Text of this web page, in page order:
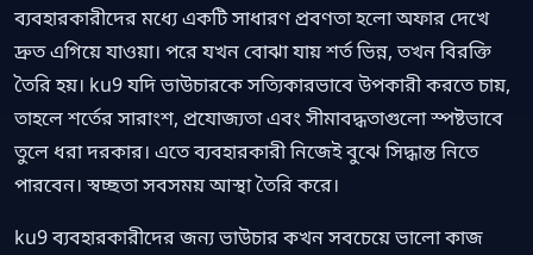
ব্যবহারকারীদের মধ্যে একটি সাধারণ প্রবণতা হলো অফার দেখে
দ্রুত এগিয়ে যাওয়া। পরে যখন বোঝা যায় শর্ত ভিন্ন, তখন বিরক্তি
তৈরি হয়। ku9 যদি ভাউচারকে সত্যিকারভাবে উপকারী করতে চায়,
তাহলে শর্তের সারাংশ, প্রযোজ্যতা এবং সীমাবদ্ধতাগুলো স্পষ্টভাবে
তুলে ধরা দরকার। এতে ব্যবহারকারী নিজেই বুঝে সিদ্ধান্ত নিতে
পারবেন। স্বচ্ছতা সবসময় আস্থা তৈরি করে।
ku9 ব্যবহারকারীদের জন্য ভাউচার কখন সবচেয়ে ভালো কাজ